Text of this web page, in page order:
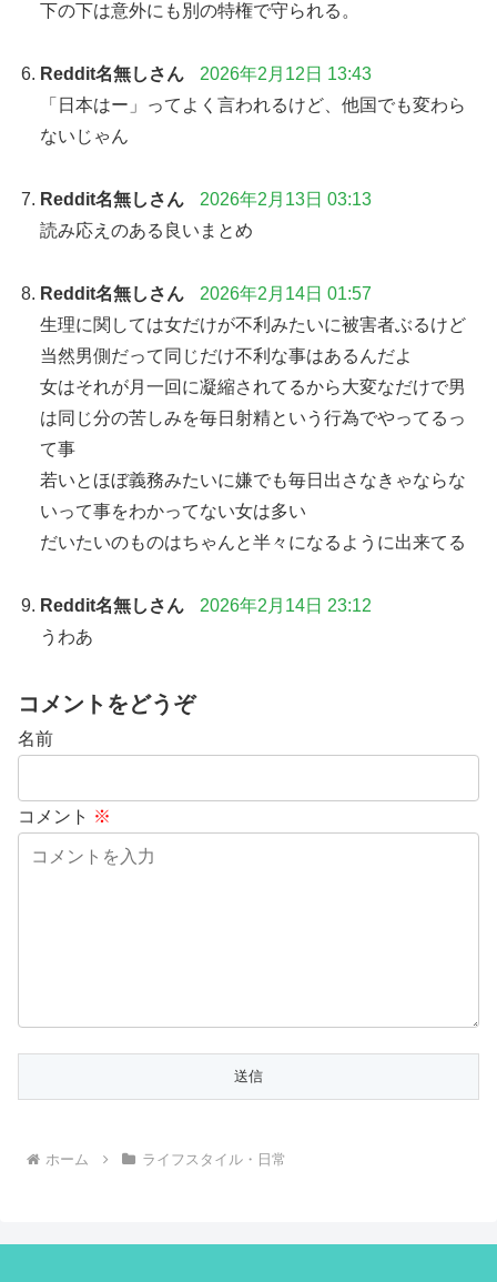
下の下は意外にも別の特権で守られる。
Reddit名無しさん
2026年2月12日 13:43
「日本はー」ってよく言われるけど、他国でも変わら
ないじゃん
Reddit名無しさん
2026年2月13日 03:13
読み応えのある良いまとめ
Reddit名無しさん
2026年2月14日 01:57
生理に関しては女だけが不利みたいに被害者ぶるけど
当然男側だって同じだけ不利な事はあるんだよ
女はそれが月一回に凝縮されてるから大変なだけで男
は同じ分の苦しみを毎日射精という行為でやってるっ
て事
若いとほぼ義務みたいに嫌でも毎日出さなきゃならな
いって事をわかってない女は多い
だいたいのものはちゃんと半々になるように出来てる
Reddit名無しさん
2026年2月14日 23:12
うわあ
コメントをどうぞ
名前
コメント ※
ホーム ライフスタイル・日常